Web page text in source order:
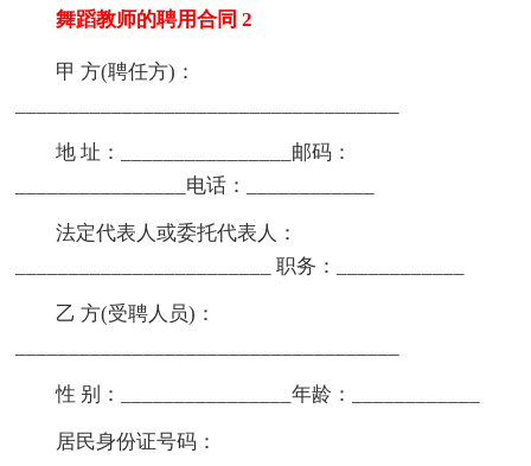
舞蹈教师的聘用合同 2
甲 方(聘任方)：
地 址：________________邮码：
________________电话：____________
法定代表人或委托代表人：
________________________ 职务：____________
乙 方(受聘人员)：
性 别：________________年龄：____________
居民身份证号码：